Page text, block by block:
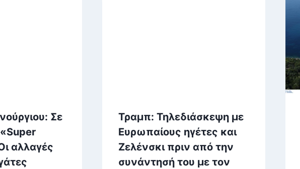
Σε
αλλαγές
Τραμπ: Τηλεδιάσκεψη με
Ευρωπαίους ηγέτες και
Ζελένσκι πριν από την
συνάντησή του με τον